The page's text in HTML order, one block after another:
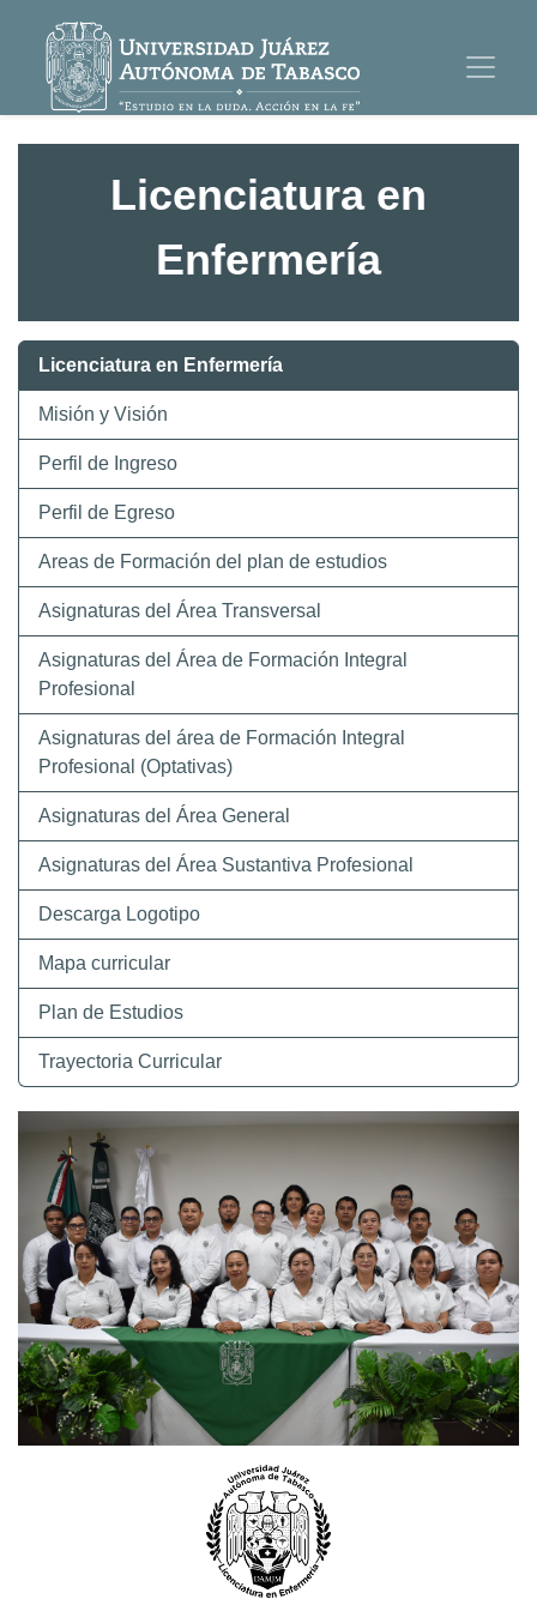
Licenciatura en
Enfermería
Licenciatura en Enfermería
Misión y Visión
Perfil de Ingreso
Perfil de Egreso
Areas de Formación del plan de estudios
Asignaturas del Área Transversal
Asignaturas del Área de Formación Integral
Profesional
Asignaturas del área de Formación Integral
Profesional (Optativas)
Asignaturas del Área General
Asignaturas del Área Sustantiva Profesional
Descarga Logotipo
Mapa curricular
Plan de Estudios
Trayectoria Curricular